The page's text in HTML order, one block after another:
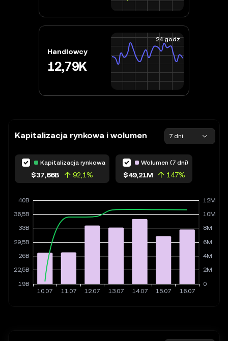
Handlowcy
12,79K
24 godz.
Kapitalizacja rynkowa i wolumen 7 dni
Kapitalizacja rynkowa
$37,66B 92,1%
Wolumen (7 dni)
$49,21M 147%